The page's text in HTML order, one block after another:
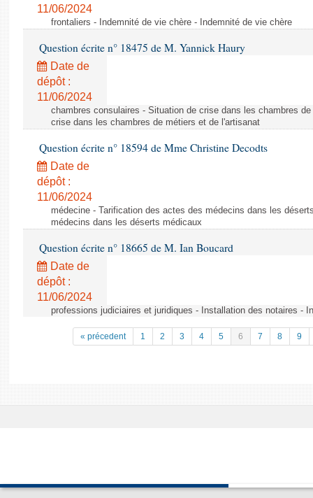
11/06/2024
frontaliers - Indemnité de vie chère - Indemnité de vie chère
Question écrite n° 18475 de M. Yannick Haury
Date de
dépôt :
11/06/2024
chambres consulaires - Situation de crise dans les chambres
crise dans les chambres de métiers et de l'artisanat
Question écrite n° 18594 de Mme Christine Decodts
Date de
dépôt :
11/06/2024
médecine - Tarification des actes des médecins dans les
médecins dans les déserts médicaux
Question écrite n° 18665 de M. Ian Boucard
Date de
dépôt :
11/06/2024
professions judiciaires et juridiques - Installation des notaires -
« précedent 1 2 3 4 5 6 7 8 9